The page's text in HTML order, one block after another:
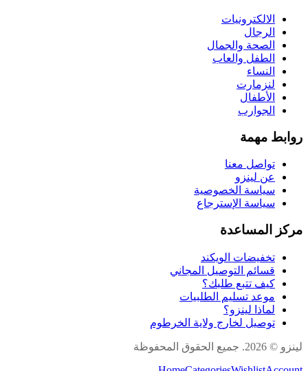
الالكترونيات
الرجال
الصحة والجمال
الطفل والعاب
النساء
لنزمارت
الأطفال
الجوارب
روابط مهمة
تواصل معنا
عن لينزو
سياسة الخصوصية
سياسة الإسترجاع
مركز المساعدة
تخفيضات الويكند
قسائم التوصيل المجاني
كيف تتبع طلبك؟
موعد تسليم الطلبيات
لماذا لينزو؟
توصيل لخارج ولاية الخرطوم
لينزو © 2026. جميع الحقوق المحفوظة